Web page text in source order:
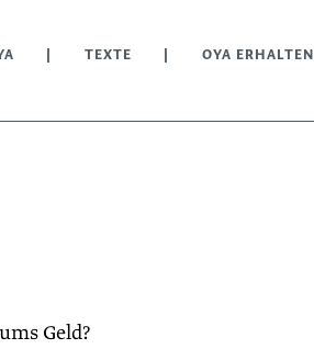
TEXTE OYA ERHALTEN
Geld?